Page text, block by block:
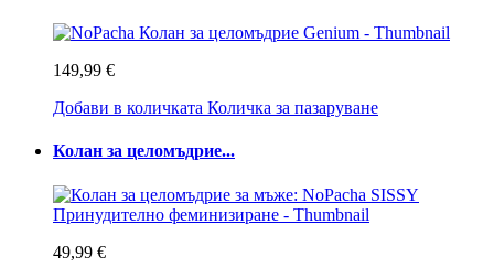
149,99 €
Добави в количката Количка за пазаруване
Колан за целомъдрие...
49,99 €